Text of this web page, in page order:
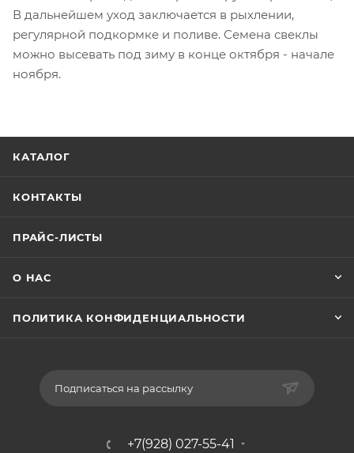
В дальнейшем уход заключается в рыхлении,
регулярной подкормке и поливе. Семена свеклы
можно высевать под зиму в конце октября - начале
ноября.
КАТАЛОГ
КОНТАКТЫ
ПРАЙС-ЛИСТЫ
О НАС
ПОЛИТИКА КОНФИДЕНЦИАЛЬНОСТИ
Подписаться на рассылку
+7(928) 027-55-41